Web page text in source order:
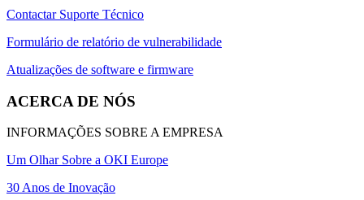
Contactar Suporte Técnico
Formulário de relatório de vulnerabilidade
Atualizações de software e firmware
ACERCA DE NÓS
INFORMAÇÕES SOBRE A EMPRESA
Um Olhar Sobre a OKI Europe
30 Anos de Inovação